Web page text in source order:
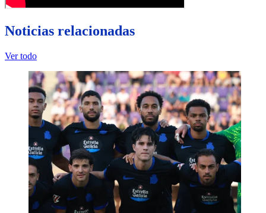
Noticias relacionadas
Ver todo